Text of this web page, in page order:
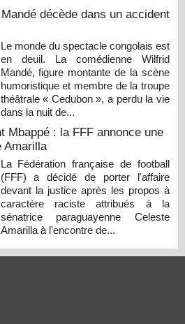
décède dans un accident
Le monde du spectacle congolais est
en deuil. La comédienne Wilfrid
Mandé, figure montante de la scène
humoristique et membre de la troupe
théâtrale « Cedubon », a perdu la vie
dans la nuit de...
Mbappé : la FFF annonce une
Amarilla
La Fédération française de football
(FFF) a décidé de porter l'affaire
devant la justice après les propos à
caractère raciste attribués à la
sénatrice paraguayenne Celeste
Amarilla à l'encontre de...